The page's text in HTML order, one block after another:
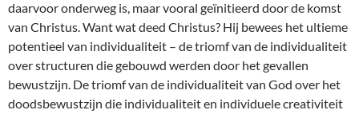
daarvoor onderweg is, maar vooral geïnitieerd door de komst
van Christus. Want wat deed Christus? Hij bewees het ultieme
potentieel van individualiteit – de triomf van de individualiteit
over structuren die gebouwd werden door het gevallen
bewustzijn. De triomf van de individualiteit van God over het
doodsbewustzijn die individualiteit en individuele creativiteit